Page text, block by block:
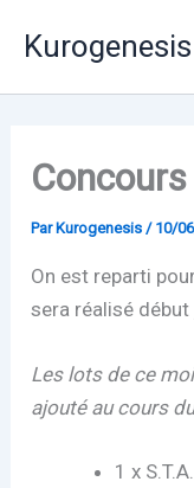
Kurogenesis
Par Kurogenesis/ 10/
On est reparti
sera réalisé début
Les lots de ce
ajouté au cours
1 x